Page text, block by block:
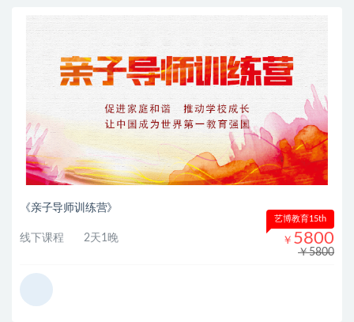
《亲子导师训练营》
线下课程 2天1晚
艺博教育15th
￥ 5800
￥5800